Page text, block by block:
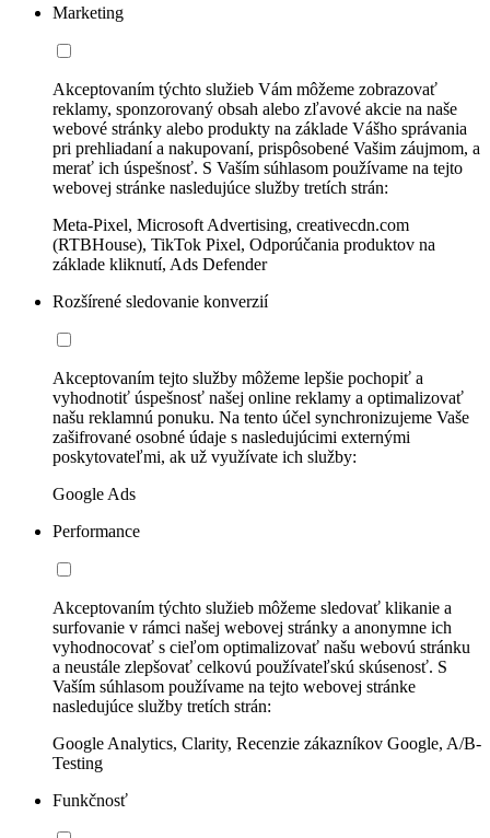
Marketing
Akceptovaním týchto služieb Vám môžeme zobrazovať
reklamy, sponzorovaný obsah alebo zľavové akcie na naše
webové stránky alebo produkty na základe Vášho správania
pri prehliadaní a nakupovaní, prispôsobené Vašim záujmom, a
merať ich úspešnosť. S Vaším súhlasom používame na tejto
webovej stránke nasledujúce služby tretích strán:
Meta-Pixel, Microsoft Advertising, creativecdn.com
(RTBHouse), TikTok Pixel, Odporúčania produktov na
základe kliknutí, Ads Defender
Rozšírené sledovanie konverzií
Akceptovaním tejto služby môžeme lepšie pochopiť a
vyhodnotiť úspešnosť našej online reklamy a optimalizovať
našu reklamnú ponuku. Na tento účel synchronizujeme Vaše
zašifrované osobné údaje s nasledujúcimi externými
poskytovateľmi, ak už využívate ich služby:
Google Ads
Performance
Akceptovaním týchto služieb môžeme sledovať klikanie a
surfovanie v rámci našej webovej stránky a anonymne ich
vyhodnocovať s cieľom optimalizovať našu webovú stránku
a neustále zlepšovať celkovú používateľskú skúsenosť. S
Vaším súhlasom používame na tejto webovej stránke
nasledujúce služby tretích strán:
Google Analytics, Clarity, Recenzie zákazníkov Google, A/B-
Testing
Funkčnosť